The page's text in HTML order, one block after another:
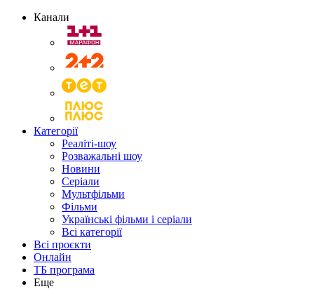
Канали
Категорії
Реаліті-шоу
Розважальні шоу
Новини
Серіали
Мультфільми
Фільми
Українські фільми і серіали
Всі категорії
Всі проєкти
Онлайн
ТБ програма
Еще